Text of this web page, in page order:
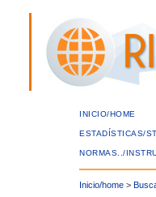
INICIO/HOME
ESTADÍSTICAS/
NORMAS../
Inicio/home >